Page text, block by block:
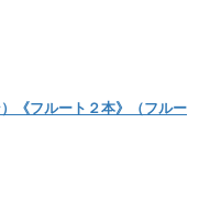
《フルート２本》（フルー